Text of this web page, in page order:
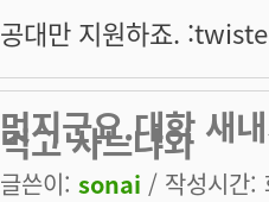
공대만 지원하죠.
멋지군요.대학 새
먹고 사느냐와
글쓴이: sonai / 작성시간